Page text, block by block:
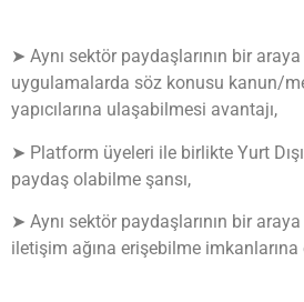
➤ Aynı sektör paydaşlarının bir
uygulamalarda söz konusu kanun/
yapıcılarına ulaşabilmesi avantajı,
➤ Platform üyeleri ile birlikte Yurt
paydaş olabilme şansı,
➤ Aynı sektör paydaşlarının bir
iletişim ağına erişebilme imkanlarına